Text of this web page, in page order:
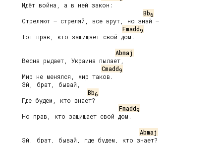
Bb6
Fmadd9
Abmaj
Cmadd9
Bb6
Fmadd9
Abmaj